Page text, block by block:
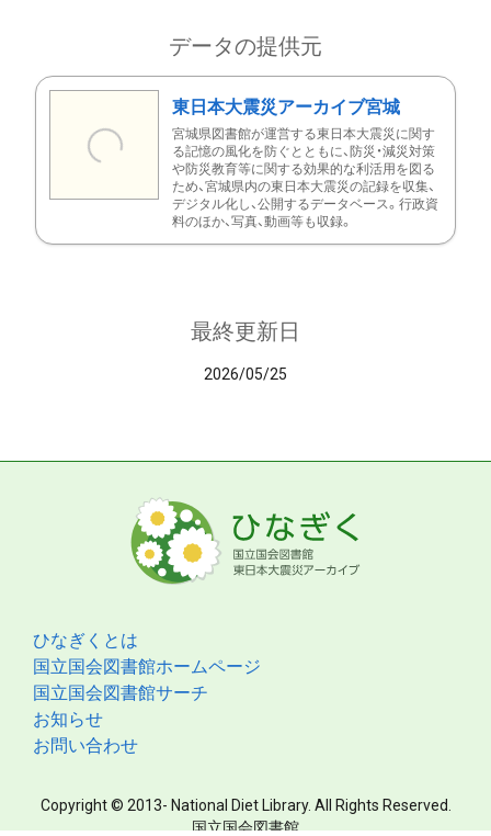
データの提供元
東日本大震災アーカイブ宮城
宮城県図書館が運営する東日本大震災に関す
る記憶の風化を防ぐとともに、防災・減災対策
や防災教育等に関する効果的な利活用を図る
ため、宮城県内の東日本大震災の記録を収集、
デジタル化し、公開するデータベース。行政資
料のほか、写真、動画等も収録。
最終更新日
2026/05/25
ひなぎくとは
国立国会図書館ホームページ
国立国会図書館サーチ
お知らせ
お問い合わせ
Copyright © 2013- National Diet Library. All Rights Reserved.